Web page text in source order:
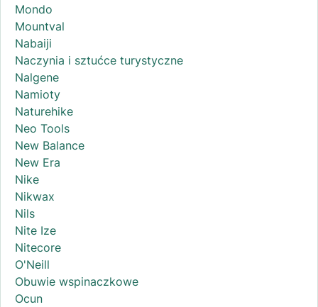
Mondo
Mountval
Nabaiji
Naczynia i sztućce turystyczne
Nalgene
Namioty
Naturehike
Neo Tools
New Balance
New Era
Nike
Nikwax
Nils
Nite Ize
Nitecore
O'Neill
Obuwie wspinaczkowe
Ocun